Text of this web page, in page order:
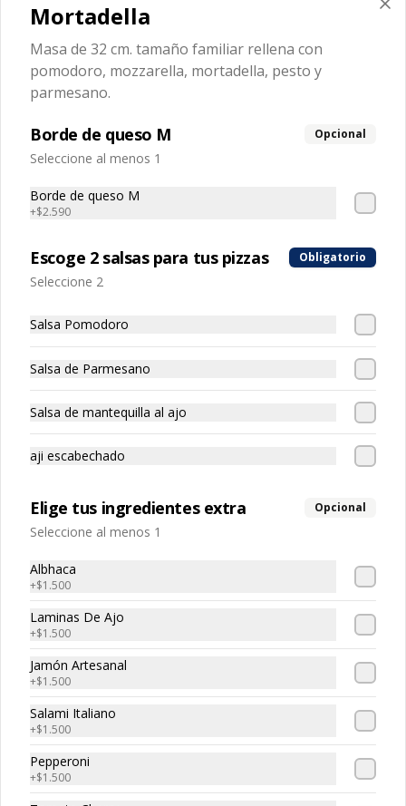
Napoletana
Masa de 32 cm. tamaño familiar,
rellena con pomodoro, mozzarella,
tomate, jamón artesanal, aceitunas
$10.990
Oscarini
rellena con pomodoro, mozzarella,
tocino, salsa bbq.
$11.990
Pepperoni
rellena con pomodoro, mozzarella,
Pican-Tonny
Masa de 32 cm. tamaño familiar,
pomodoro, mozzarella, tomates, y ají
encurtido.
$10.990
Prosciutto
Masa de 32 cm. tamaño familiar
rellena con pomodoro, parmesano,
láminas de prosciutto.
Mortadella
Masa de 32 cm. tamaño familiar rellena con
pomodoro, mozzarella, mortadella, pesto y
parmesano.
Borde de queso M Opcional
Seleccione al menos 1
Borde de queso M
+$2.590
Escoge 2 salsas para tus pizzas Obligatorio
Seleccione 2
Salsa Pomodoro
Salsa de Parmesano
Salsa de mantequilla al ajo
aji escabechado
Elige tus ingredientes extra Opcional
Seleccione al menos 1
Albhaca
+$1.500
Laminas De Ajo
+$1.500
Jamón Artesanal
+$1.500
Salami Italiano
+$1.500
Pepperoni
+$1.500